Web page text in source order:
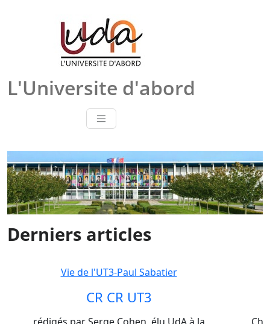
L'Universite d'abord
Derniers articles
Vie de l'UT3-Paul Sabatier
CR CR UT3